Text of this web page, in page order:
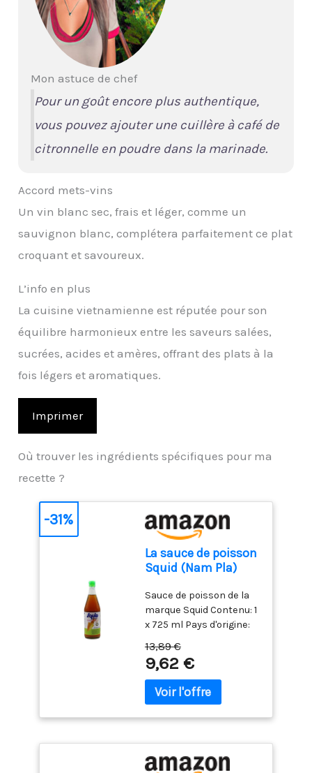
Mon astuce de chef
Pour un goût encore plus authentique,
vous pouvez ajouter une cuillère à café de
citronnelle en poudre dans la marinade.
Accord mets-vins
Un vin blanc sec, frais et léger, comme un
sauvignon blanc, complétera parfaitement ce plat
croquant et savoureux.
L’info en plus
La cuisine vietnamienne est réputée pour son
équilibre harmonieux entre les saveurs salées,
sucrées, acides et amères, offrant des plats à la
fois légers et aromatiques.
Imprimer
Où trouver les ingrédients spécifiques pour ma
recette ?
La sauce de poisson
Squid (Nam Pla)
Sauce de poisson de la
marque Squid Contenu: 1
x 725 ml Pays d'origine:
Squid Qualité supérieure
13,89 €
9,62 €
-31%